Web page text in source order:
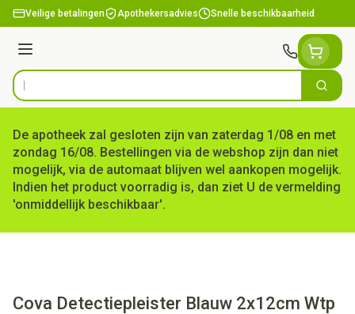
Ga naar de inhoud
Veilige betalingen Apothekersadvies Snelle beschikbaarheid
Menu
Product, merk, categorie... Zoek
De apotheek zal gesloten zijn van zaterdag 1/08 en met
zondag 16/08. Bestellingen via de webshop zijn dan niet
mogelijk, via de automaat blijven wel aankopen mogelijk.
Indien het product voorradig is, dan ziet U de vermelding
'onmiddellijk beschikbaar'.
Cova Detectiepleister Blauw 2x12cm Wtp